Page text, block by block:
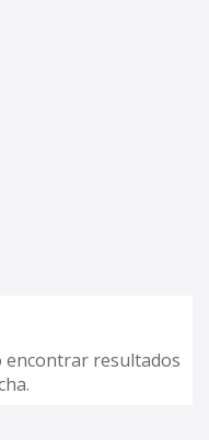
encontrar resultados